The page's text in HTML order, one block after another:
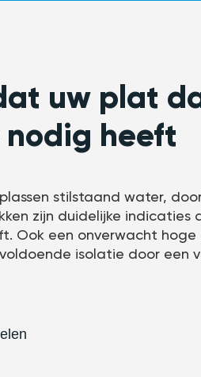
uw plat
heeft
stilstaand water,
zijn duidelijke indicaties
Ook een onverwacht hoge
isolatie door een